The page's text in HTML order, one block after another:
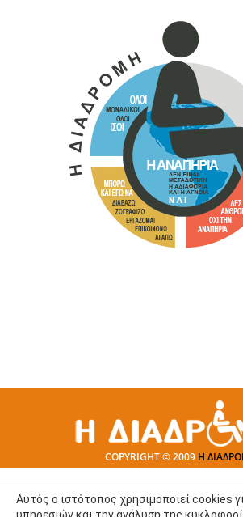
COPYRIGHT © 2009 Η
Αυτός ο ιστότοπος χρησιμοποιεί cookies